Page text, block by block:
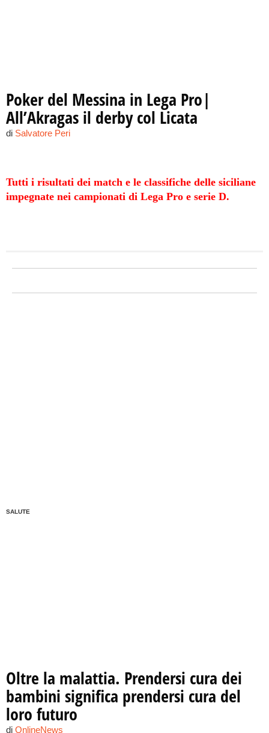
Poker del Messina in Lega Pro|
All’Akragas il derby col Licata
di Salvatore Peri
Tutti i risultati dei match e le classifiche delle siciliane
impegnate nei campionati di Lega Pro e serie D.
SALUTE
Oltre la malattia. Prendersi cura dei
bambini significa prendersi cura del
loro futuro
di OnlineNews